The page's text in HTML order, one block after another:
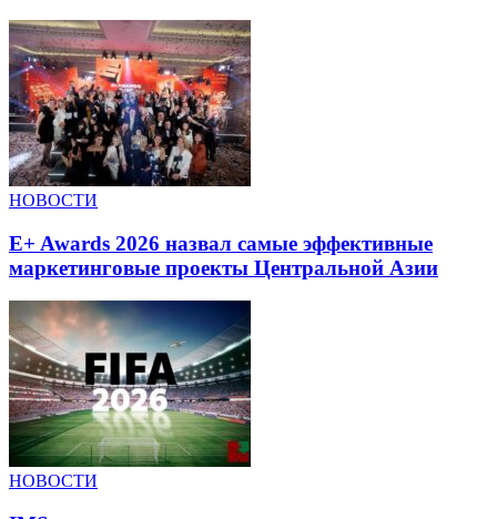
НОВОСТИ
E+ Awards 2026 назвал самые эффективные
маркетинговые проекты Центральной Азии
НОВОСТИ